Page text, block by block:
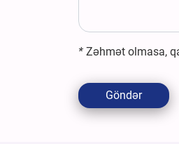
* Zəhmət olmasa,
Göndər